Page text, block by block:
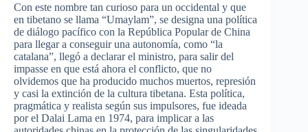
Con este nombre tan curioso para un occidental y que
en tibetano se llama “Umaylam”, se designa una política
de diálogo pacífico con la República Popular de China
para llegar a conseguir una autonomía, como “la
catalana”, llegó a declarar el ministro, para salir del
impasse en que está ahora el conflicto, que no
olvidemos que ha producido muchos muertos, represión
y casi la extinción de la cultura tibetana. Esta política,
pragmática y realista según sus impulsores, fue ideada
por el Dalai Lama en 1974, para implicar a las